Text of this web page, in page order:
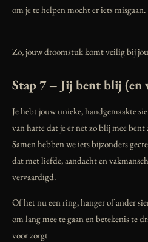
om je te helpen mocht er iets misgaan.
Zo, jouw droomstuk komt veilig bij
Stap 7 – Jij bent blij (en
Je hebt jouw unieke, handgemaakte
van harte dat je er net zo blij mee
Samen hebben we iets bijzonders
dat met liefde, aandacht en
vervaardigd.
Of het nu een ring, hanger of ander
om lang mee te gaan en betekenis te
voor zorgt